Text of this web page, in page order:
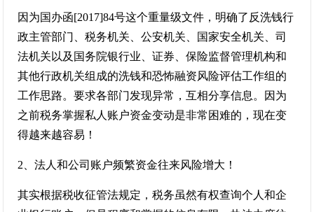
因为国办函[2017]84号这个重量级文件，明确了反洗钱行
政主管部门、税务机关、公安机关、国家安全机关、司
法机关以及国务院银行业、证券、保险监督管理机构和
其他行政机关组成的洗钱和恐怖融资风险评估工作组的
工作思路。要求各部门发现异常，互相分享信息。因为
之前税务掌握私人账户资金变动是非常困难的，现在变
得越来越容易！
2、法人和公司账户频繁资金往来风险增大！
其实根据税收征管法规定，税务虽然有权查询个人和企